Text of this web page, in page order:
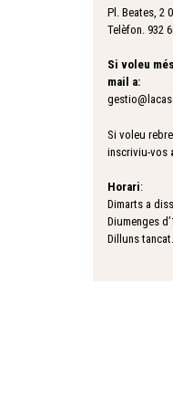
Pl. Beates, 2
Telèfon. 932
Si voleu
mail a:
Si voleu
inscriviu-vos
Horari:
Dimarts a
Diumenges
Dilluns tancat.